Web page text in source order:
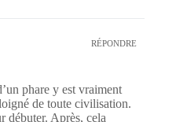
RÉPONDRE
phare y est vraiment
de toute civilisation.
débuter. Après, cela